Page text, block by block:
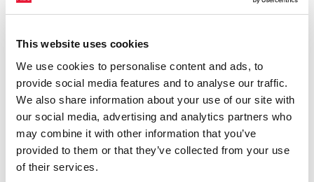
This website uses cookies
We use cookies to personalise content and ads, to
provide social media features and to analyse our traffic.
We also share information about your use of our site with
our social media, advertising and analytics partners who
may combine it with other information that you’ve
provided to them or that they’ve collected from your use
of their services.
с ВИЧ и ВПЧ для предоставления комплексных и
расширенных качественных услуг по профилактике
и лечению, и обеспечить всем женщинам и
девочкам-подросткам неограниченный доступ к
качественному медицинскому обслуживанию,
включая медицинское обслуживание в области
сексуального и репродуктивного здоровья.
ЮНЭЙДС является одним из членов-основателей